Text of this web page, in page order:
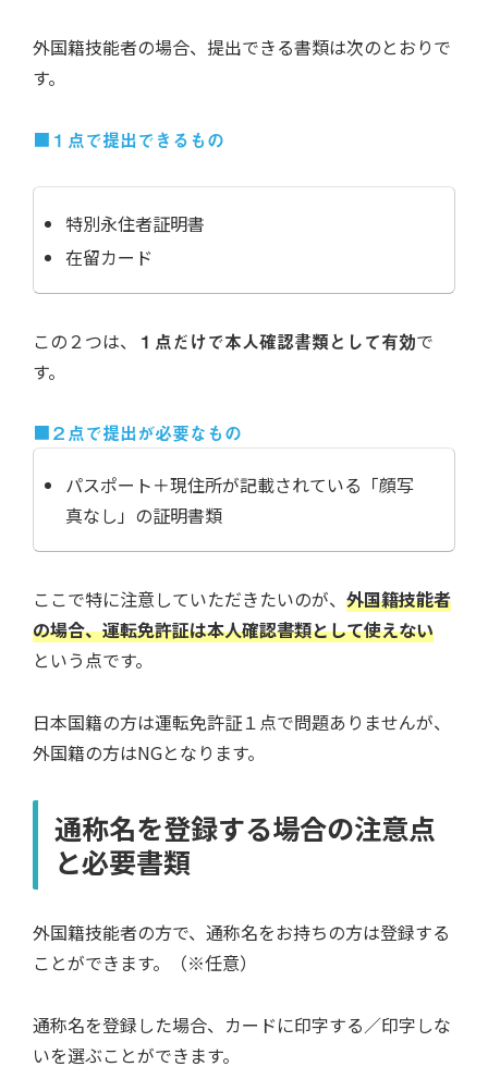
外国籍技能者の場合、提出できる書類は次のとおりで
す。
■ １点で提出できるもの
特別永住者証明書
在留カード
この２つは、 １点だけで本人確認書類として有効で
す。
■２点で提出が必要なもの
パスポート＋現住所が記載されている「顔写
真なし」の証明書類
ここで特に注意していただきたいのが、 外国籍技能者
の場合、運転免許証は本人確認書類として使えない
という点です。
日本国籍の方は運転免許証１点で問題ありませんが、
外国籍の方はNGとなります。
通称名を登録する場合の注意点
と必要書類
外国籍技能者の方で、通称名をお持ちの方は登録する
ことができます。（※任意）
通称名を登録した場合、カードに印字する／印字しな
いを選ぶことができます。